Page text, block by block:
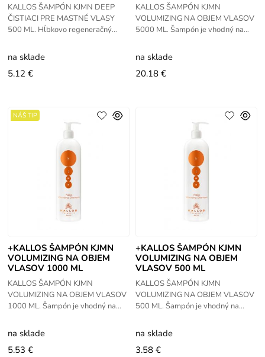
KALLOS ŠAMPÓN KJMN DEEP
ČISTIACI PRE MASTNÉ VLASY
500 ML. Hĺbkovo regeneračný
vlasy. Špeciálne zloženie z
výťažkami
na sklade
5.12 €
KALLOS ŠAMPÓN KJMN
VOLUMIZING NA OBJEM VLASOV
5000 ML. Šampón je vhodný na
neudržujú si požadovaný tvar.
Obsahuje
na sklade
20.18 €
+KALLOS ŠAMPÓN KJMN
VOLUMIZING NA OBJEM
VLASOV 1000 ML
KALLOS ŠAMPÓN KJMN
VOLUMIZING NA OBJEM VLASOV
1000 ML. Šampón je vhodný na
neudržujú si požadovaný
tvar. Obsahuje
NÁŠ TIP
na sklade
5.53 €
+KALLOS ŠAMPÓN KJMN
VOLUMIZING NA OBJEM
VLASOV 500 ML
KALLOS ŠAMPÓN KJMN
VOLUMIZING NA OBJEM VLASOV
500 ML. Šampón je vhodný na
neudržujú si požadovaný
tvar. Obsahuje
na sklade
3.58 €